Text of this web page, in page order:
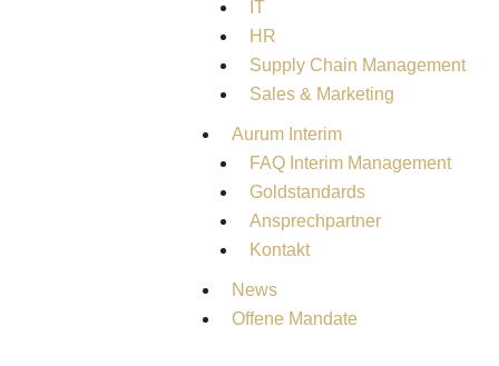
IT
HR
Supply Chain Management
Sales & Marketing
Aurum Interim
FAQ Interim Management
Goldstandards
Ansprechpartner
Kontakt
News
Offene Mandate